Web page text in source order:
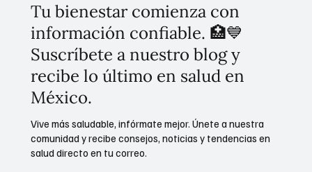
Tu bienestar comienza con
información confiable. 🏥💙
Suscríbete a nuestro blog y
recibe lo último en salud en
México.
Vive más saludable, infórmate mejor. Únete a nuestra
comunidad y recibe consejos, noticias y tendencias en
salud directo en tu correo.